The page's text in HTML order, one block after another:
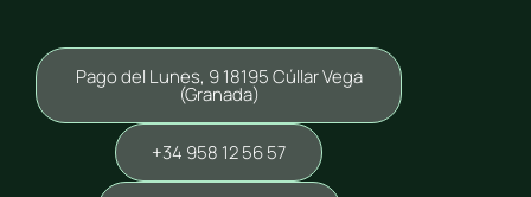
Pago del Lunes, 9 18195 Cúllar Vega
(Granada)
+34 958 12 56 57